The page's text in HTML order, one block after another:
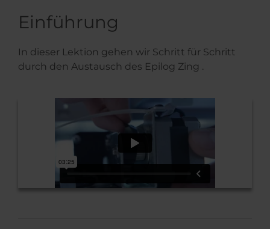
Einführung
In dieser Lektion gehen wir Schritt für Schritt
durch den Austausch des Epilog Zing .